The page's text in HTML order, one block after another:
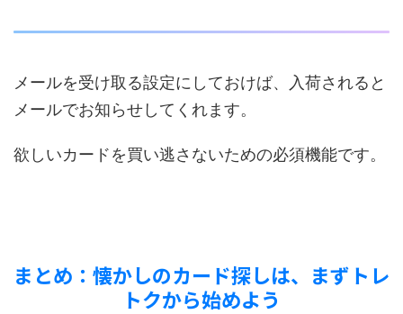
メールを受け取る設定にしておけば、入荷されると
メールでお知らせしてくれます。
欲しいカードを買い逃さないための必須機能です。
まとめ：懐かしのカード探しは、まずトレ
トクから始めよう